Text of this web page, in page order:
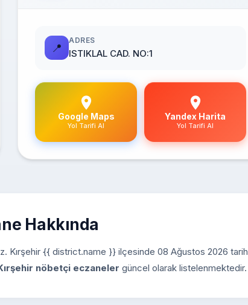
📍
ADRES
ISTIKLAL CAD. NO:1
Google Maps
Yol Tarifi Al
Yandex Harita
Yol Tarifi Al
Hakkında
Kırşehir {{ district.name }} ilçesinde 08 Ağustos 2026
nöbetçi eczaneler güncel olarak listelenmektedir.